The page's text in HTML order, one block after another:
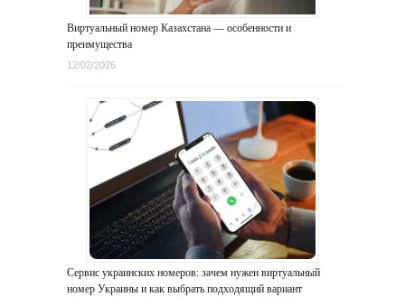
Виртуальный номер Казахстана — особенности и
преимущества
12/02/2026
Сервис украинских номеров: зачем нужен виртуальный
номер Украины и как выбрать подходящий вариант